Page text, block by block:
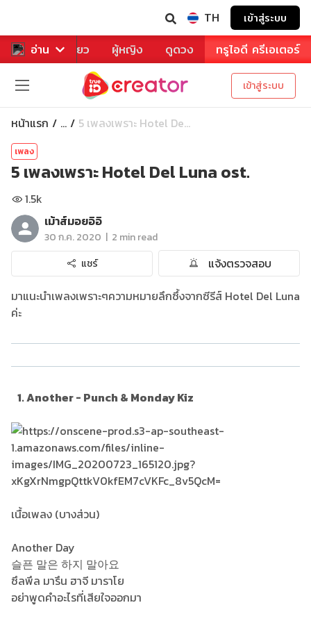
TH เข้าสู่ระบบ
อ่าน
หาร ท่องเที่ยว ผู้หญิง ดูดวง ทรูไอดี ครีเอเตอร์
เข้าสู่ระบบ
หน้าแรก ... 5 เพลงเพราะ Hotel De...
เพลง
5 เพลงเพราะ Hotel Del Luna ost.
1.5k
เม้าส์มอยอิอิ
30 ก.ค. 2020 | 2 min read
แชร์
แจ้งตรวจสอบ
มาแนะนำเพลงเพราะๆความหมายลึกซึ้งจากซีรีส์ Hotel Del Luna
ค่ะ
1. Another - Punch & Monday Kiz
เนื้อเพลง (บางส่วน)
Another Day
슬픈 말은 하지 말아요
ซึลพึล มารึน ฮาจี มาราโย
อย่าพูดคำอะไรที่เสียใจออกมา